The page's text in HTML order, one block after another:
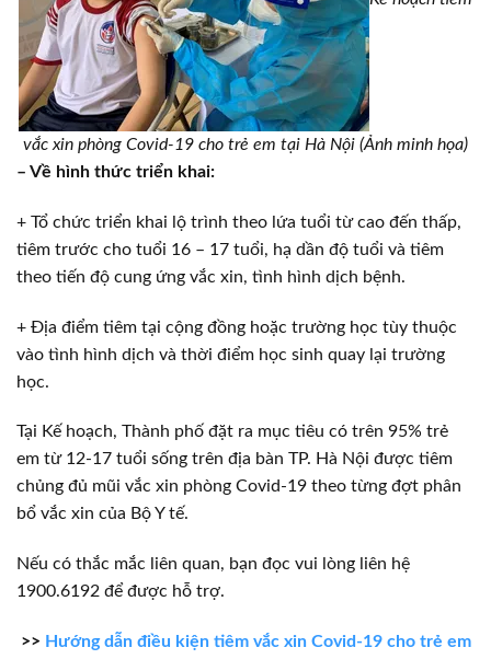
vắc xin phòng Covid-19 cho trẻ em tại Hà Nội​ (Ảnh minh họa)
– Về hình thức triển khai:
+ Tổ chức triển khai lộ trình theo lứa tuổi từ cao đến thấp,
tiêm trước cho tuổi 16 – 17 tuổi, hạ dần độ tuổi và tiêm
theo tiến độ cung ứng vắc xin, tình hình dịch bệnh.
+ Địa điểm tiêm tại cộng đồng hoặc trường học tùy thuộc
vào tình hình dịch và thời điểm học sinh quay lại trường
học.
Tại Kế hoạch, Thành phố đặt ra mục tiêu có trên 95% trẻ
em từ 12-17 tuổi sống trên địa bàn TP. Hà Nội được tiêm
chủng đủ mũi vắc xin phòng Covid-19 theo từng đợt phân
bổ vắc xin của Bộ Y tế.
Nếu có thắc mắc liên quan, bạn đọc vui lòng liên hệ
1900.6192 để được hỗ trợ.
>> Hướng dẫn điều kiện tiêm vắc xin Covid-19 cho trẻ em